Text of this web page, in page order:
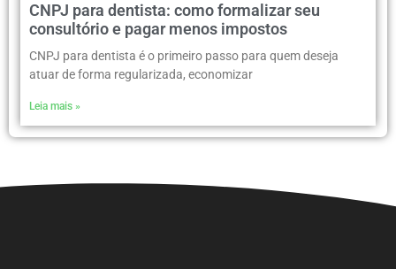
CNPJ para dentista: como formalizar seu
consultório e pagar menos impostos
CNPJ para dentista é o primeiro passo para quem deseja
atuar de forma regularizada, economizar
Leia mais »